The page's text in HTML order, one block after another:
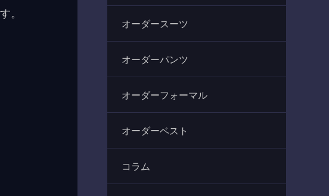
。
オーダースーツ
オーダーパンツ
オーダーフォーマル
オーダーベスト
コラム